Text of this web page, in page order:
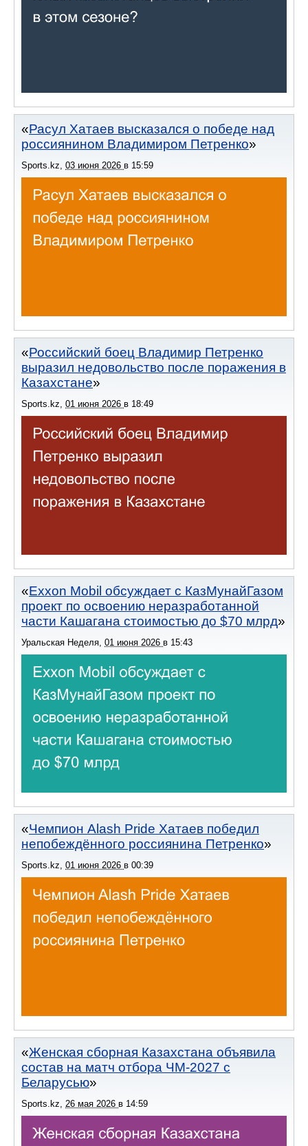
Расул Хатаев высказался о победе над
россиянином Владимиром Петренко
Sports.kz 03 июня 2026 в 15:59
Российский боец Владимир Петренко
выразил недовольство после поражения в
Казахстане
Sports.kz 01 июня 2026 в 18:49
Exxon Mobil обсуждает с КазМунайГазом
проект по освоению неразработанной
части Кашагана стоимостью до $70 млрд
Уральская Неделя 01 июня 2026 в 15:43
Чемпион Alash Pride Хатаев победил
непобеждённого россиянина Петренко
Sports.kz, 01 июня 2026 в 00:39
Женская сборная Казахстана объявила
состав на матч отбора ЧМ-2027 с
Беларусью
Sports.kz, 26 мая 2026 в 14:59